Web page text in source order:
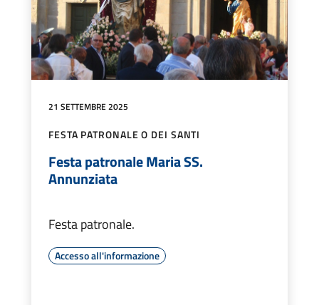
21 SETTEMBRE 2025
FESTA PATRONALE O DEI SANTI
Festa patronale Maria SS.
Annunziata
Festa patronale.
Accesso all'informazione